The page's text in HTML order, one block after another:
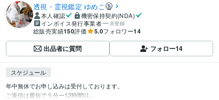
透視・霊視鑑定 ゆめこ
本人確認
機密保持契約(NDA)
インボイス発行事業者
未登録
総販売実績150評価 5.0フォロワー14
出品者に質問 フォロー14
スケジュール
年中無休でお申し込みは受付しております。
ご返信は最短で５分ー12時間以...